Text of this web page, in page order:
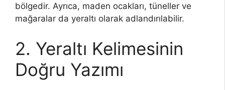
bölgedir. Ayrıca, maden ocakları, tüneller ve
mağaralar da yeraltı olarak adlandırılabilir.
2. Yeraltı Kelimesinin
Doğru Yazımı